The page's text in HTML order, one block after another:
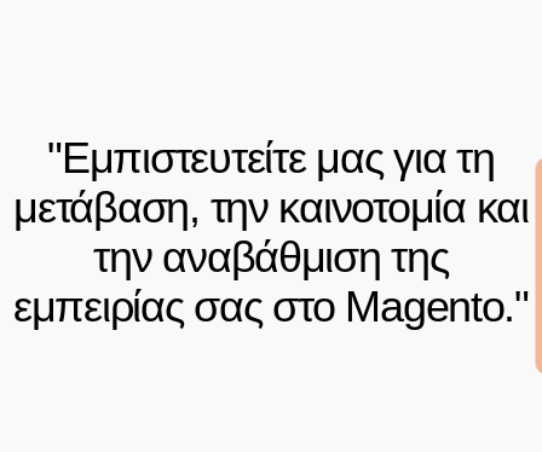
"Εμπιστευτείτε μας για τη
μετάβαση, την καινοτομία και
την αναβάθμιση της
εμπειρίας σας στο Magento."